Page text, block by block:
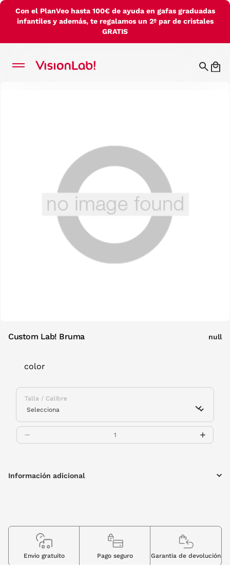
Con el PlanVeo hasta 100€ de ayuda en gafas graduadas
infantiles y además, te regalamos un 2º par de cristales
GRATIS
Custom Lab! Bruma null
color
Talla / Calibre
Información adicional
Envio gratuito Pago seguro Garantia de devolución